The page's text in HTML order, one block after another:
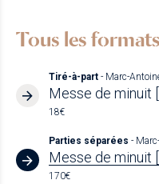
Tous les
Tiré-à-part - Marc-
Messe de minuit
18€
Parties séparées -
Messe de minuit
170€